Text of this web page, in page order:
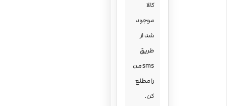
کالا
موجود
شد از
طریق
sms من
را مطلع
کن.